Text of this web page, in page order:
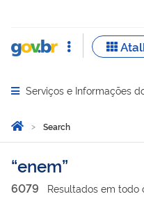
Abrir menu principal de
Serviços e Informações
Você está aqui:
HomeSearch
Search
enem
6079 Resultados em todo